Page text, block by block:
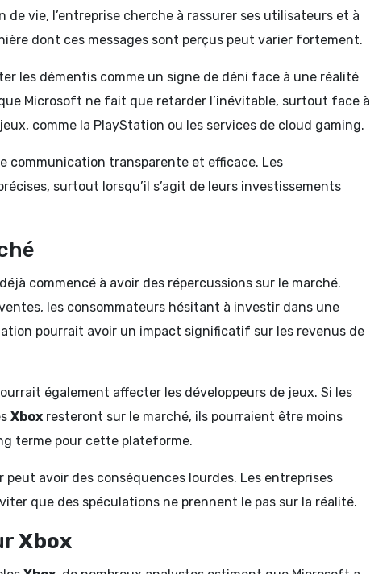
vie, l’entreprise cherche à rassurer ses utilisateurs et à
dont ces messages sont perçus peut varier fortement.
les démentis comme un signe de déni face à une réalité
Microsoft ne fait que retarder l’inévitable, surtout face à
comme la PlayStation ou les services de cloud gaming.
communication transparente et efficace. Les
surtout lorsqu’il s’agit de leurs investissements
commencé à avoir des répercussions sur le marché.
les consommateurs hésitant à investir dans une
pourrait avoir un impact significatif sur les revenus de
également affecter les développeurs de jeux. Si les
Xbox resteront sur le marché, ils pourraient être moins
terme pour cette plateforme.
avoir des conséquences lourdes. Les entreprises
que des spéculations ne prennent le pas sur la réalité.
Xbox